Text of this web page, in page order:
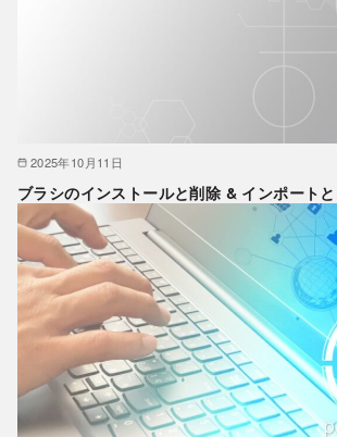
2025年10月11日
ブラシのインストールと削除 & インポート